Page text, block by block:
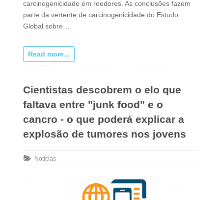
carcinogenicidade em roedores. As conclusões fazem
parte da vertente de carcinogenicidade do Estudo
Global sobre…
Read more...
Cientistas descobrem o elo que
faltava entre "junk food" e o
cancro - o que poderá explicar a
explosão de tumores nos jovens
Notícias